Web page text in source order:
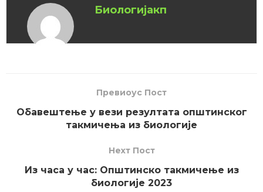
Биологијакп
Превиоус Пост
Обавештење у вези резултата општинског
такмичења из биологије
Неxт Пост
Из часа у час: Општинско такмичење из
биологије 2023